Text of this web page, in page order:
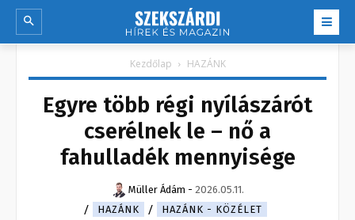
Kezdőlap HAZÁNK
Egyre több régi nyílászárót
cserélnek le – nő a
fahulladék mennyisége
Müller Ádám - 2026.05.11.
HAZÁNK
HAZÁNK - KÖZÉLET